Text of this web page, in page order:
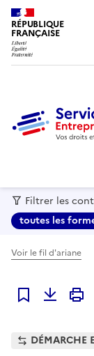
RÉPUBLIQUE
FRANÇAISE
Filtrer les
toutes les
Voir le fil d'ariane
Ajouter à
DÉMARCHE